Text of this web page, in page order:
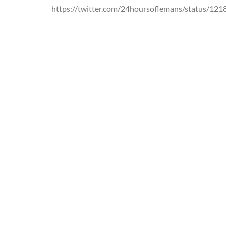
https://twitter.com/24hoursoflemans/status/